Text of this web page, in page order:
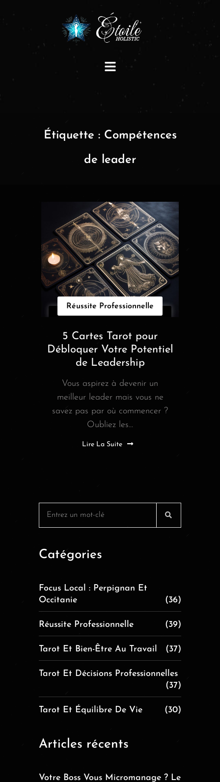
Étiquette : Compétences
de leader
Réussite Professionnelle
5 Cartes Tarot pour
Débloquer Votre Potentiel
de Leadership
Vous aspirez à devenir un
meilleur leader mais vous ne
savez pas par où commencer ?
Oubliez les...
Lire La Suite
Catégories
Focus Local : Perpignan Et
Occitanie
(36)
Réussite Professionnelle (39)
Tarot Et Bien-Être Au Travail (37)
Tarot Et Décisions Professionnelles
(37)
Tarot Et Équilibre De Vie (30)
Articles récents
Votre Boss Vous Micromanage ? Le